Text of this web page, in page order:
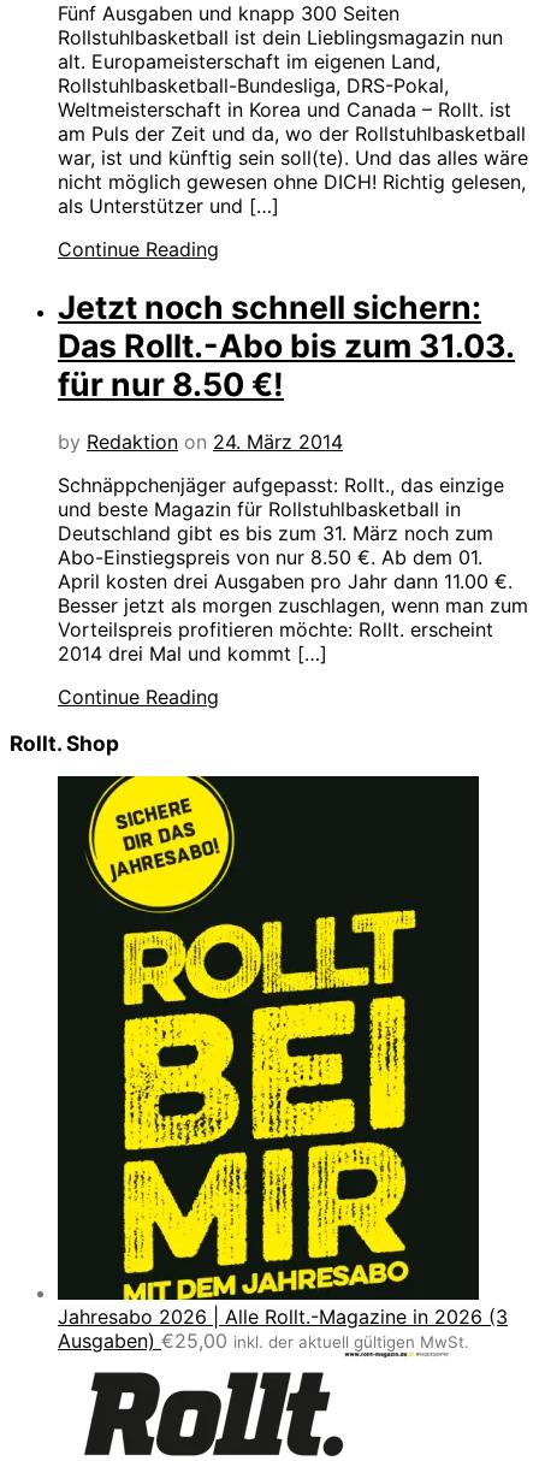
Fünf Ausgaben und knapp 300 Seiten
Rollstuhlbasketball ist dein Lieblingsmagazin nun
alt. Europameisterschaft im eigenen Land,
Rollstuhlbasketball-Bundesliga, DRS-Pokal,
Weltmeisterschaft in Korea und Canada – Rollt. ist
am Puls der Zeit und da, wo der Rollstuhlbasketball
war, ist und künftig sein soll(te). Und das alles wäre
nicht möglich gewesen ohne DICH! Richtig gelesen,
als Unterstützer und […]
Continue Reading
Jetzt noch schnell sichern:
Das Rollt.-Abo bis zum 31.03.
für nur 8.50 €!
by Redaktion on 24. März 2014
Schnäppchenjäger aufgepasst: Rollt., das einzige
und beste Magazin für Rollstuhlbasketball in
Deutschland gibt es bis zum 31. März noch zum
Abo-Einstiegspreis von nur 8.50 €. Ab dem 01.
April kosten drei Ausgaben pro Jahr dann 11.00 €.
Besser jetzt als morgen zuschlagen, wenn man zum
Vorteilspreis profitieren möchte: Rollt. erscheint
2014 drei Mal und kommt […]
Continue Reading
Rollt. Shop
Jahresabo 2026 | Alle Rollt.-Magazine in 2026 (3
Ausgaben) €25,00 inkl. der aktuell gültigen MwSt.